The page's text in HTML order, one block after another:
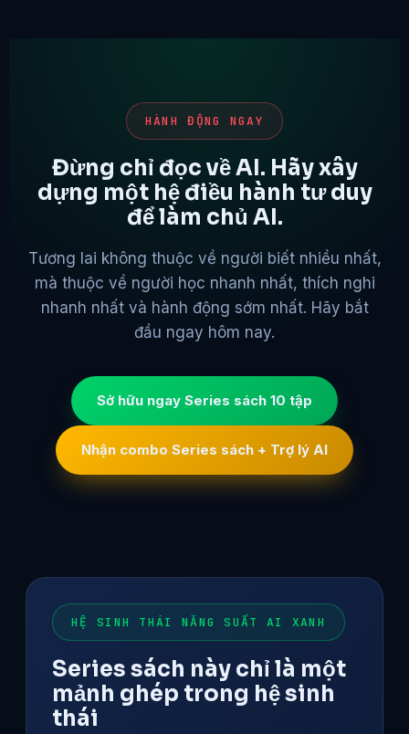
HÀNH ĐỘNG NGAY
Đừng chỉ đọc về AI. Hãy xây
dựng một hệ điều hành tư duy
để làm chủ AI.
Tương lai không thuộc về người biết nhiều nhất,
mà thuộc về người học nhanh nhất, thích nghi
nhanh nhất và hành động sớm nhất. Hãy bắt
đầu ngay hôm nay.
Sở hữu ngay Series sách 10 tập
Nhận combo Series sách + Trợ lý AI
HỆ SINH THÁI NĂNG SUẤT AI XANH
Series sách này chỉ là một
mảnh ghép trong hệ sinh
thái